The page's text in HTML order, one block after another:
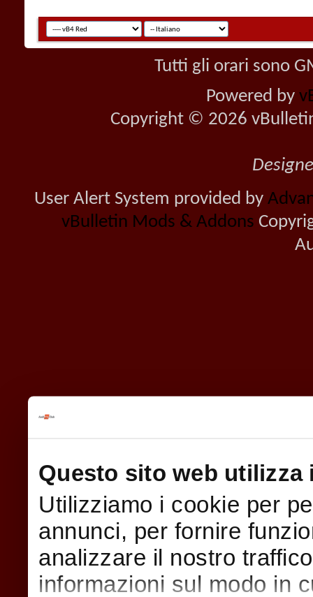
Questo sito web utilizza
Utilizziamo i cookie per
annunci, per fornire
analizzare il nostro
informazioni sul modo in
Tutti gli orari sono
Powered by
Copyright © 2026
User Alert System provided by
vBulletin Mods & Addons